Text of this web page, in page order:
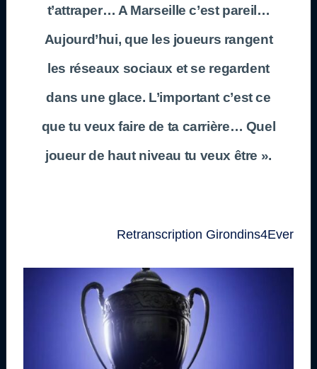
t’attraper… A Marseille c’est pareil…
Aujourd’hui, que les joueurs rangent
les réseaux sociaux et se regardent
dans une glace. L’important c’est ce
que tu veux faire de ta carrière… Quel
joueur de haut niveau tu veux être ».
Retranscription Girondins4Ever